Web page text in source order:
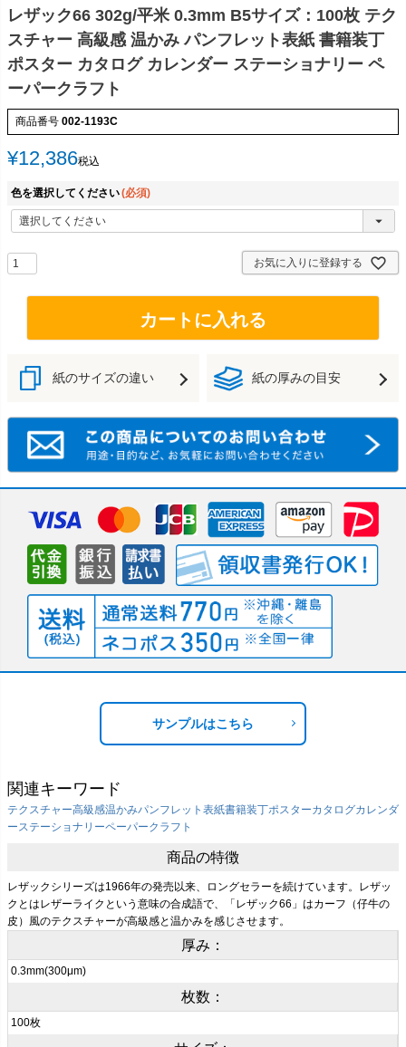
レザック66 302g/平米 0.3mm B5サイズ：100枚 テク
スチャー 高級感 温かみ パンフレット表紙 書籍装丁
ポスター カタログ カレンダー ステーショナリー ペ
ーパークラフト
商品番号 002-1193C
¥12,386税込
色を選択してください(必須)
お気に入りに登録する
カートに入れる
紙のサイズの違い 紙の厚みの目安
サンプルはこちら
関連キーワード
テクスチャー高級感温かみパンフレット表紙書籍装丁ポスターカタログカレンダ
ーステーショナリーペーパークラフト
商品の特徴
レザックシリーズは1966年の発売以来、ロングセラーを続けています。レザッ
クとはレザーライクという意味の合成語で、「レザック66」はカーフ（仔牛の
皮）風のテクスチャーが高級感と温かみを感じさせます。
厚み：
0.3mm(300μm)
枚数：
100枚